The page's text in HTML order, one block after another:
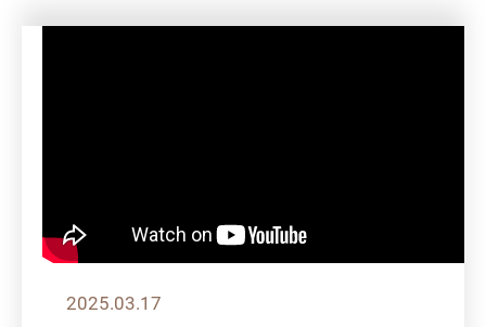
2025.03.17